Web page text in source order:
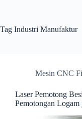
Tag Industri Manufaktur
Mesin CNC
Laser Pemotong
Pemotongan Logam